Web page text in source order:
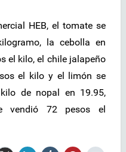
HEB, el tomate se
la cebolla en
el kilo, el chile jalapeño
el kilo y el limón se
de nopal en 19.95,
vendió 72 pesos el